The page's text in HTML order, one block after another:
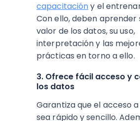
capacitacióny el
Con ello, deben aprender
valor de los datos, su uso,
interpretación y las
prácticas en torno a ello.
3. Ofrece fácil acceso y
los datos
Garantiza que el acceso
sea rápido y sencillo.